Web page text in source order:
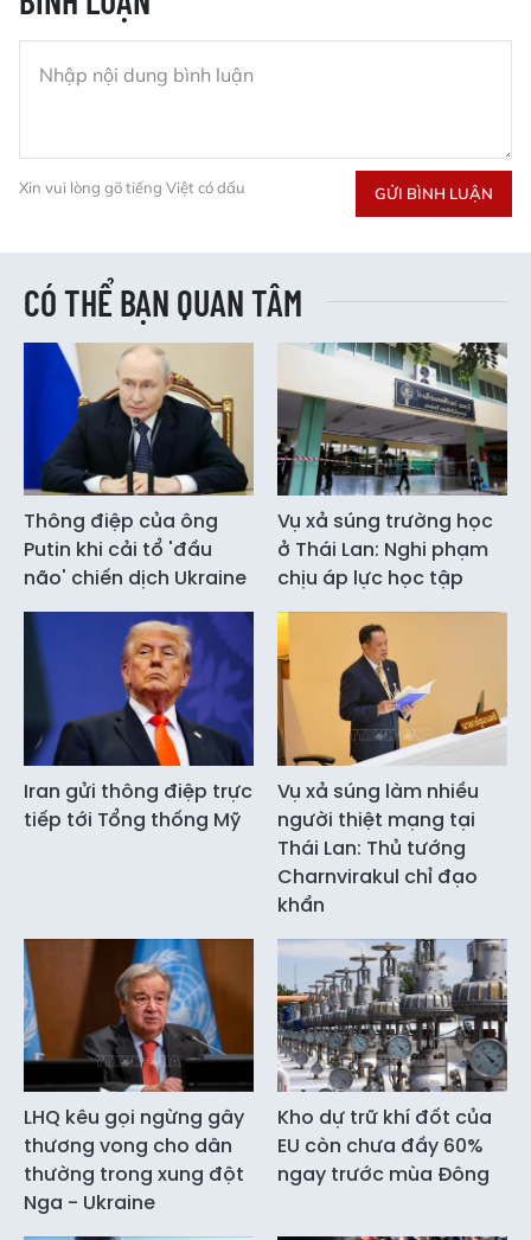
Xin vui lòng gõ tiếng Việt có dấu GỬI BÌNH LUẬN
CÓ THỂ BẠN QUAN TÂM
Thông điệp của ông
Putin khi cải tổ 'đầu
não' chiến dịch Ukraine
Vụ xả súng trường học
ở Thái Lan: Nghi phạm
chịu áp lực học tập
Iran gửi thông điệp trực
tiếp tới Tổng thống Mỹ
Vụ xả súng làm nhiều
người thiệt mạng tại
Thái Lan: Thủ tướng
Charnvirakul chỉ đạo
khẩn
LHQ kêu gọi ngừng gây
thương vong cho dân
thường trong xung đột
Nga - Ukraine
Kho dự trữ khí đốt của
EU còn chưa đầy 60%
ngay trước mùa Đông